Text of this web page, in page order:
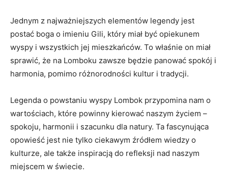
Jednym z ‌najważniejszych elementów legendy jest‍
postać​ boga o imieniu Gili, który miał być ‌opiekunem
wyspy i wszystkich jej mieszkańców. To właśnie on miał
‌sprawić, że na Lomboku zawsze będzie ⁢panować spokój i
harmonia,⁤ pomimo różnorodności kultur i tradycji.
Legenda ‍o ‌powstaniu ⁢wyspy Lombok przypomina nam‍ o
wartościach, które powinny‍ kierować naszym życiem –
spokoju, harmonii i szacunku dla⁤ natury. Ta fascynująca​
opowieść jest nie tylko ciekawym źródłem‌ wiedzy o
kulturze, ale także inspiracją do refleksji nad ⁣naszym
miejscem w świecie.